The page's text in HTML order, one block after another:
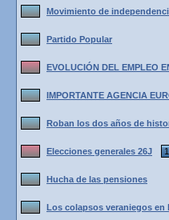
Movimiento de
Partido Popular
EVOLUCIÓN DEL EMPLEO
IMPORTANTE AGENCIA
Roban los dos años de
Elecciones generales 26J 1
Hucha de las pensiones
Los colapsos veraniegos en